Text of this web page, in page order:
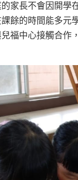
家長不會因開學
餘的時間能多元
福中心接觸合作